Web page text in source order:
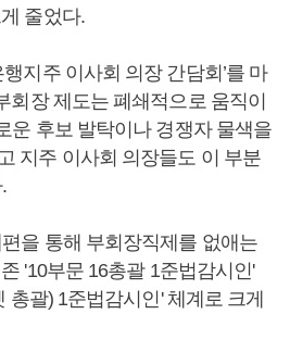
줄었다.
행지주 이사회 의장 간담회’를 마
회장 제도는 폐쇄적으로 움직이
운 후보 발탁이나 경쟁자 물색을
지주 이사회 의장들도 이 부분
을 통해 부회장직제를 없애는
'10부문 16총괄 1준법감시인'
총괄) 1준법감시인' 체계로 크게